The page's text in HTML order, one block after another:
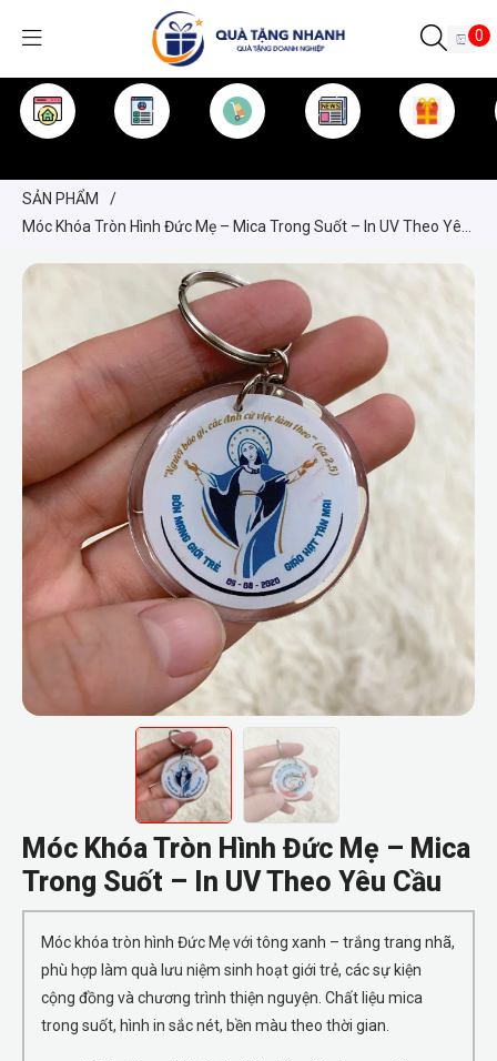
0
SẢN PHẨM
/
Móc Khóa Tròn Hình Đức Mẹ – Mica Trong Suốt – In UV Theo Yêu
Móc Khóa Tròn Hình Đức Mẹ – Mica
Trong Suốt – In UV Theo Yêu Cầu
Móc khóa tròn hình Đức Mẹ với tông xanh – trắng trang nhã,
phù hợp làm quà lưu niệm sinh hoạt giới trẻ, các sự kiện
cộng đồng và chương trình thiện nguyện. Chất liệu mica
trong suốt, hình in sắc nét, bền màu theo thời gian.